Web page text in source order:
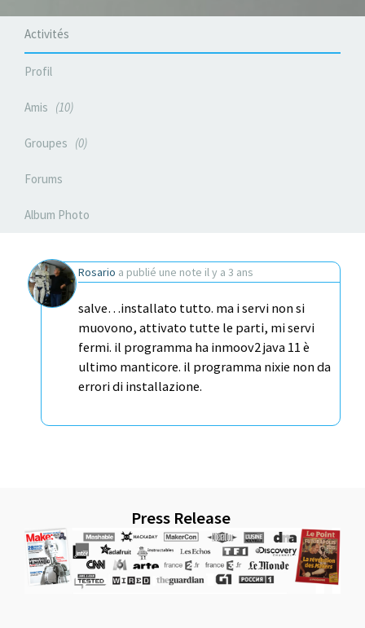
Activités
Profil
Amis 10
Groupes 0
Forums
Album Photo
Rosario a publié une note il y a 3 ans
salve…installato tutto. ma i servi non si
muovono, attivato tutte le parti, mi servi
fermi. il programma ha inmoov2 java 11 è
ultimo manticore. il programma nixie non da
errori di installazione.
Press Release